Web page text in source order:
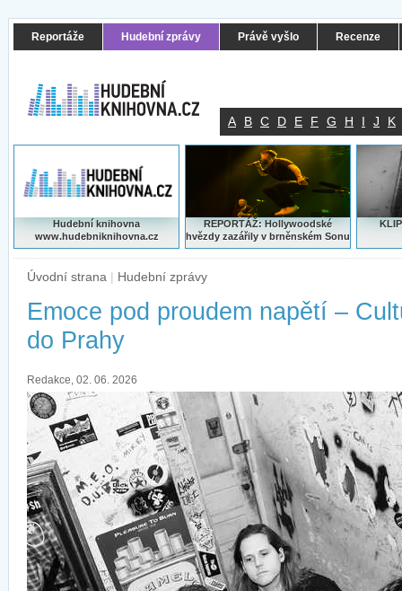
Reportáže Hudební zprávy Právě vyšlo Recenze
A B C D E F G H I J K
Hudební knihovna
www.hudebniknihovna.cz
REPORTÁŽ: Hollywoodské
hvězdy zazářily v brněnském Sonu
Úvodní strana | Hudební zprávy
Emoce pod proudem napětí –
do Prahy
Redakce, 02. 06. 2026